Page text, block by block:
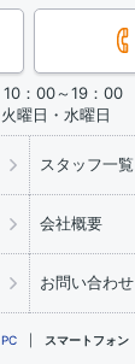
10：00～19：00
火曜日・水曜日
スタッフ一覧
会社概要
お問い合わせ
PC スマートフォン